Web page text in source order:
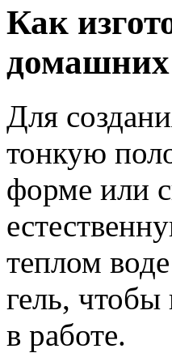
Как
домашних
Для
тонкую
форме или
теплом
гель, чтобы
в работе.